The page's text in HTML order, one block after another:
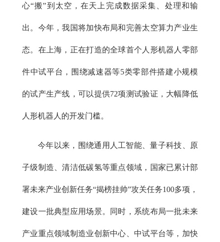
心“搬”到太空，在天上完成数据采集、处理和输
出。今年，我国将加快布局和完善太空算力产业生
态。在上海，正在打造的全球首个人形机器人零部
件中试平台，围绕减速器等5类零部件搭建小规模
的试产生产线，可以提供72项测试验证，大幅降低
人形机器人的开发门槛。
今年以来，围绕通用人工智能、量子科技、原
子级制造、清洁低碳氢等重点领域，国家已累计部
署未来产业创新任务“揭榜挂帅”攻关任务100多项，
建设一批典型应用场景。同时，系统布局一批未来
产业重点领域制造业创新中心、中试平台等，加快